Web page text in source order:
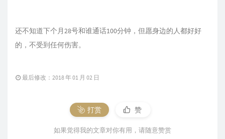
还不知道下个月28号和谁通话100分钟，但愿身边的人都好好
的，不受到任何伤害。
最后修改：2018 年 01 月 02 日
打赏 赞
如果觉得我的文章对你有用，请随意赞赏